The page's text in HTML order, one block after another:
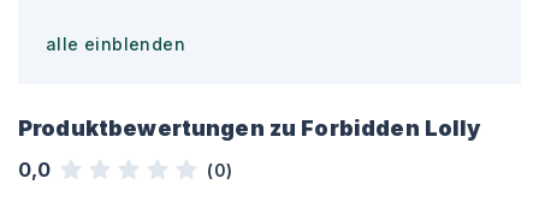
alle einblenden
Produktbewertungen zu Forbidden Lolly
0,0 (0)